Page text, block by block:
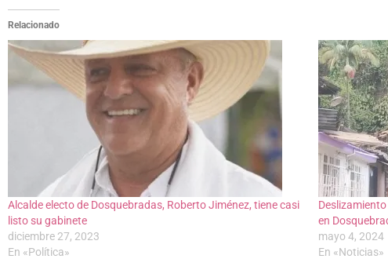
Relacionado
Alcalde electo de Dosquebradas, Roberto Jiménez, tiene casi
listo su gabinete
diciembre 27, 2023
En «Política»
en
mayo 4, 2024
En «Noticias»